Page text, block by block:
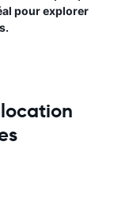
pour explorer